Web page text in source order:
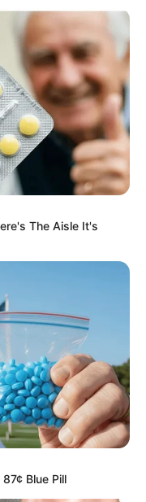
eine
großer
ein in 32 Metern
werden.
dome.de.
Infozentrum
dem
dem Lava-Dome
dem Eppelsberg
informiert der
- Eine Ausstellung
über die heimische
unter
.
Eifel liegenden
einzige
entspringt dem
Wärme von 32°C.
des
The Aisle It's
Blue Pill